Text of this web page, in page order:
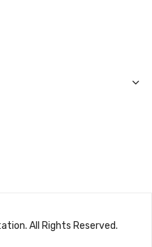
All Rights Reserved.